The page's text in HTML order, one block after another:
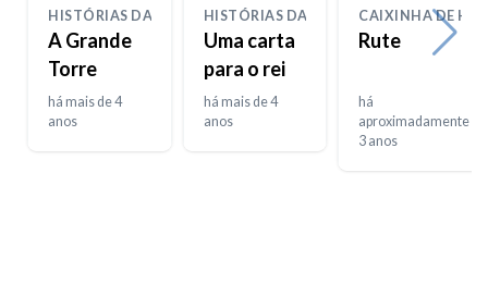
HISTÓRIAS DA BIBLIA
A Grande
Torre
há mais de 4
anos
HISTÓRIAS DA BIBLIA
Uma carta
para o rei
há mais de 4
anos
CAIXINHA DE
Rute
há
aproximadamente
3 anos